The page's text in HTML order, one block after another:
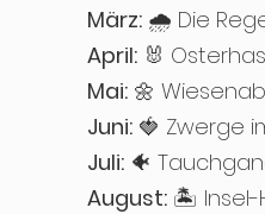
März: 🌧️ Die
April: 🐰
Mai: 🌼
Juni: 🍓 Zwerge
Juli: 🐠
August: 🏝️ Insel-